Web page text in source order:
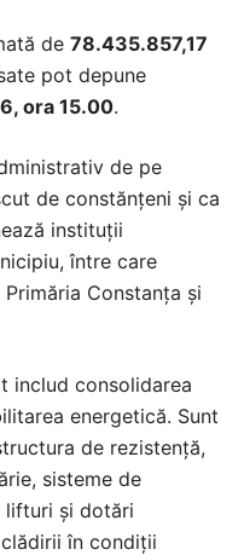
de 78.435.857,17
pot depune
ora 15.00.
de pe
de constănțeni și ca
instituții
între care
Constanța și
includ consolidarea
energetică. Sunt
de rezistență,
sisteme de
lifturi și dotări
în condiții